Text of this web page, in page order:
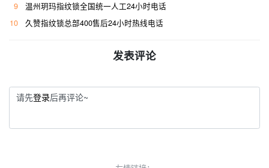
9
温州玥玛指纹锁全国统一人工24小时电话
10
久赞指纹锁总部400售后24小时热线电话
发表评论
请先登录后再评论~